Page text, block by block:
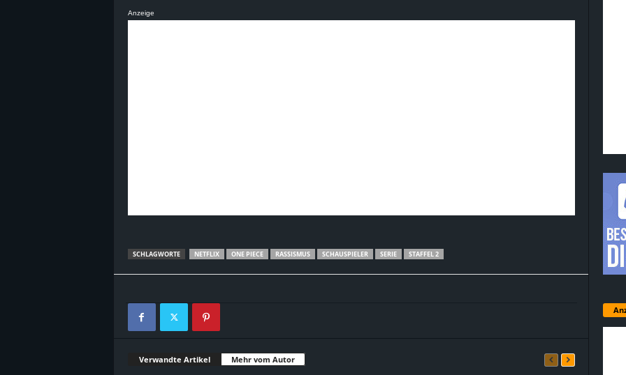
Anzeige
SCHLAGWORTE NETFLIX ONE PIECE RASSISMUS SCHAUSPIELER SERIE STAFFEL 2
Verwandte Artikel Mehr vom Autor